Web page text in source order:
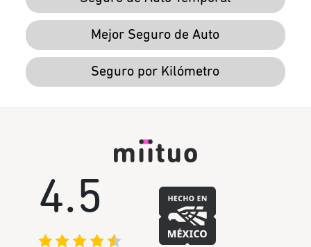
Mejor Seguro de Auto
Seguro por Kilómetro
4.5